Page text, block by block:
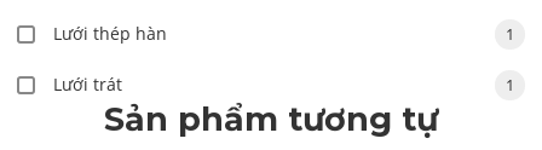
Lưới thép hàn 1
Lưới trát 1
Sản phẩm tương tự